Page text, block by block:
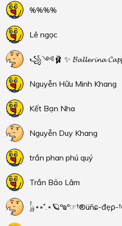
%%%%
Lê ngọc
꧁༺🩰 ✨ 𝓑𝓪𝓵𝓵𝓮𝓻𝓲𝓷𝓪
Nguyễn Hữu Minh Khang
Kết Bạn Nha
Nguyễn Duy Khang
trần phan phú quý
Trần Bảo Lâm
𓃱⋆⭒˚.⋆🪐ºҩº☞†®üñɕ-đẹρ-